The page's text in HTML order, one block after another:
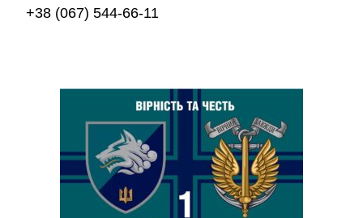
+38 (067) 544-66-11